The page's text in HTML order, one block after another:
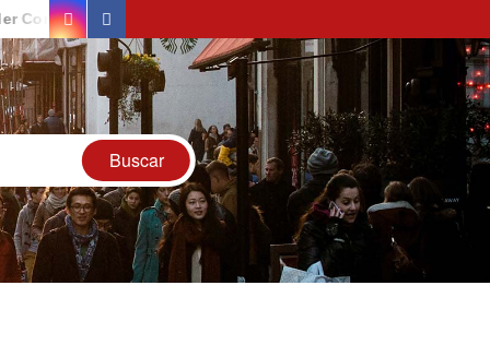
InstagramFacebook